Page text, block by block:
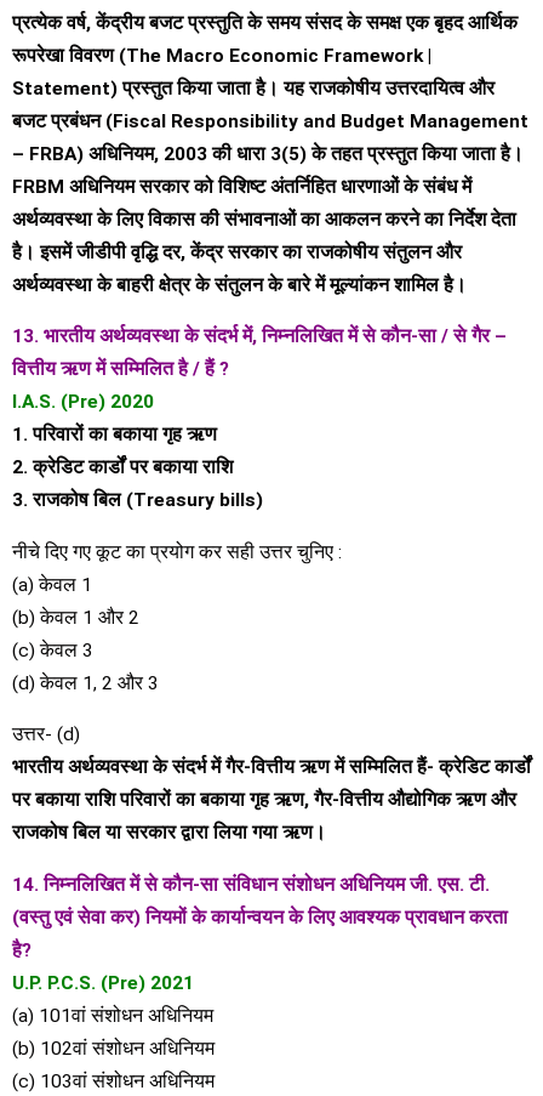
प्रत्येक वर्ष, केंद्रीय बजट प्रस्तुति के समय संसद के समक्ष एक बृहद आर्थिक
रूपरेखा विवरण (The Macro Economic Framework |
Statement) प्रस्तुत किया जाता है। यह राजकोषीय उत्तरदायित्व और
बजट प्रबंधन (Fiscal Responsibility and Budget Management
– FRBA) अधिनियम, 2003 की धारा 3(5) के तहत प्रस्तुत किया जाता है।
FRBM अधिनियम सरकार को विशिष्ट अंतर्निहित धारणाओं के संबंध में
अर्थव्यवस्था के लिए विकास की संभावनाओं का आकलन करने का निर्देश देता
है। इसमें जीडीपी वृद्धि दर, केंद्र सरकार का राजकोषीय संतुलन और
अर्थव्यवस्था के बाहरी क्षेत्र के संतुलन के बारे में मूल्यांकन शामिल है।
13. भारतीय अर्थव्यवस्था के संदर्भ में, निम्नलिखित में से कौन-सा / से गैर –
वित्तीय ऋण में सम्मिलित है / हैं ?
I.A.S. (Pre) 2020
1. परिवारों का बकाया गृह ऋण
2. क्रेडिट कार्डों पर बकाया राशि
3. राजकोष बिल (Treasury bills)
नीचे दिए गए कूट का प्रयोग कर सही उत्तर चुनिए :
(a) केवल 1
(b) केवल 1 और 2
(c) केवल 3
(d) केवल 1, 2 और 3
उत्तर- (d)
भारतीय अर्थव्यवस्था के संदर्भ में गैर-वित्तीय ऋण में सम्मिलित हैं- क्रेडिट कार्डों
पर बकाया राशि परिवारों का बकाया गृह ऋण, गैर-वित्तीय औद्योगिक ऋण और
राजकोष बिल या सरकार द्वारा लिया गया ऋण।
14. निम्नलिखित में से कौन-सा संविधान संशोधन अधिनियम जी. एस. टी.
(वस्तु एवं सेवा कर) नियमों के कार्यान्वयन के लिए आवश्यक प्रावधान करता
है?
U.P. P.C.S. (Pre) 2021
(a) 101वां संशोधन अधिनियम
(b) 102वां संशोधन अधिनियम
(c) 103वां संशोधन अधिनियम